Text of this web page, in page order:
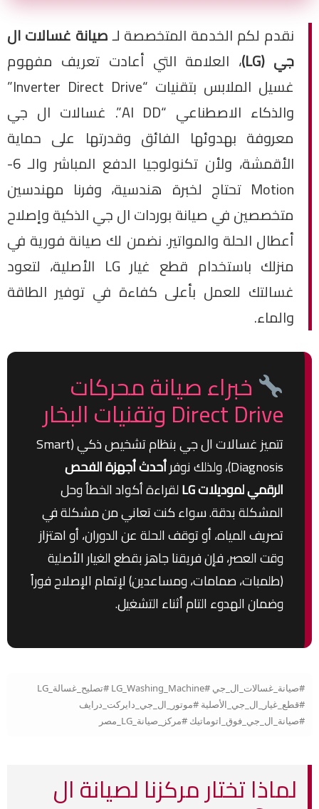
نقدم لكم الخدمة المتخصصة لـصيانة غسالات ال
جي (LG)
، العلامة التي أعادت تعريف مفهوم
غسيل الملابس بتقنيات “Inverter Direct Drive”
والذكاء الاصطناعي “AI DD”. غسالات ال جي
معروفة بهدوئها الفائق وقدرتها على حماية
الأقمشة، ولأن تكنولوجيا الدفع المباشر والـ 6-
Motion تحتاج لخبرة هندسية، وفرنا مهندسين
متخصصين في صيانة بوردات ال جي الذكية وإصلاح
أعطال الحلة والمواتير. نضمن لك صيانة فورية في
منزلك باستخدام قطع غيار LG الأصلية، لتعود
غسالتك للعمل بأعلى كفاءة في توفير الطاقة
والماء.
خبراء صيانة محركات
Direct Drive وتقنيات البخار
تتميز غسالات ال جي بنظام تشخيص ذكي (Smart
Diagnosis)، ولذلك نوفر
أحدث أجهزة الفحص
الرقمي لموديلات LG
لقراءة أكواد الخطأ وحل
المشكلة بدقة. سواء كنت تعاني من مشكلة في
تصريف المياه، أو توقف الحلة عن الدوران، أو اهتزاز
وقت العصر، فإن فريقنا جاهز بقطع الغيار الأصلية
(طلمبات، صمامات، ومساعدين) لإتمام الإصلاح فوراً
وضمان الهدوء التام أثناء التشغيل.
#صيانة_غسالات_ال_جي #LG_Washing_Machine #تصليح_غسالة_LG
#قطع_غيار_ال_جي_الأصلية #موتور_ال_جي_دايركت_درايف
#صيانة_ال_جي_فوق_اتوماتيك #مركز_صيانة_LG_مصر
لماذا تختار مركزنا لصيانة ال